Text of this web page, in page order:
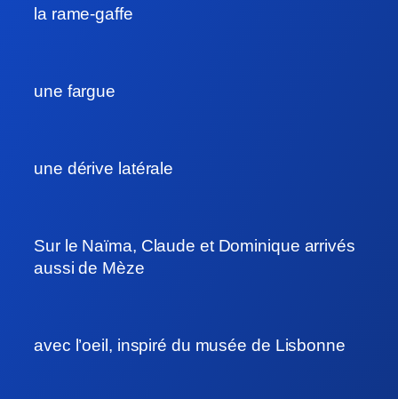
la rame-gaffe
une fargue
une dérive latérale
Sur le Naïma, Claude et Dominique arrivés
aussi de Mèze
avec l’oeil, inspiré du musée de Lisbonne